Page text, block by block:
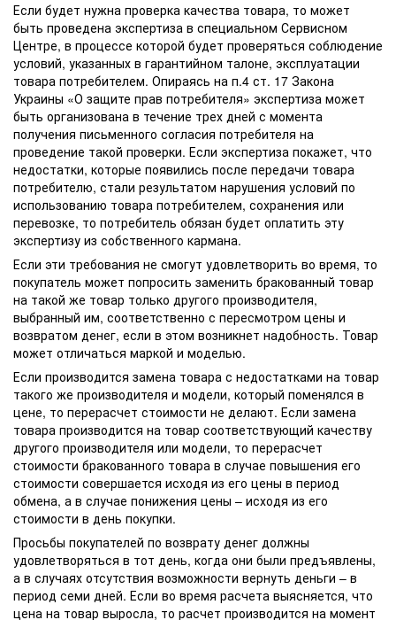
Если будет нужна проверка качества товара, то может
быть проведена экспертиза в специальном Сервисном
Центре, в процессе которой будет проверяться соблюдение
условий, указанных в гарантийном талоне, эксплуатации
товара потребителем. Опираясь на п.4 ст. 17 Закона
Украины «О защите прав потребителя» экспертиза может
быть организована в течение трех дней с момента
получения письменного согласия потребителя на
проведение такой проверки. Если экспертиза покажет, что
недостатки, которые появились после передачи товара
потребителю, стали результатом нарушения условий по
использованию товара потребителем, сохранения или
перевозке, то потребитель обязан будет оплатить эту
экспертизу из собственного кармана.
Если эти требования не смогут удовлетворить во время, то
покупатель может попросить заменить бракованный товар
на такой же товар только другого производителя,
выбранный им, соответственно с пересмотром цены и
возвратом денег, если в этом возникнет надобность. Товар
может отличаться маркой и моделью.
Если производится замена товара с недостатками на товар
такого же производителя и модели, который поменялся в
цене, то перерасчет стоимости не делают. Если замена
товара производится на товар соответствующий качеству
другого производителя или модели, то перерасчет
стоимости бракованного товара в случае повышения его
стоимости совершается исходя из его цены в период
обмена, а в случае понижения цены – исходя из его
стоимости в день покупки.
Просьбы покупателей по возврату денег должны
удовлетворяться в тот день, когда они были предъявлены,
а в случаях отсутствия возможности вернуть деньги – в
период семи дней. Если во время расчета выясняется, что
цена на товар выросла, то расчет производится на момент